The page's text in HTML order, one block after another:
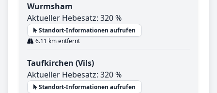
Wurmsham
Aktueller Hebesatz: 320 %
Standort-Informationen aufrufen
6.11 km entfernt
Taufkirchen (Vils)
Aktueller Hebesatz: 320 %
Standort-Informationen aufrufen